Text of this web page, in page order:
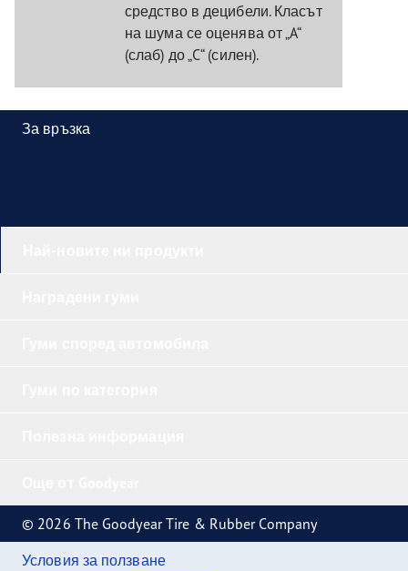
средство в децибели. Класът
на шума се оценява от „A“
(слаб) до „C“ (силен).
За връзка
© 2026 The Goodyear Tire & Rubber Company
Условия за ползване